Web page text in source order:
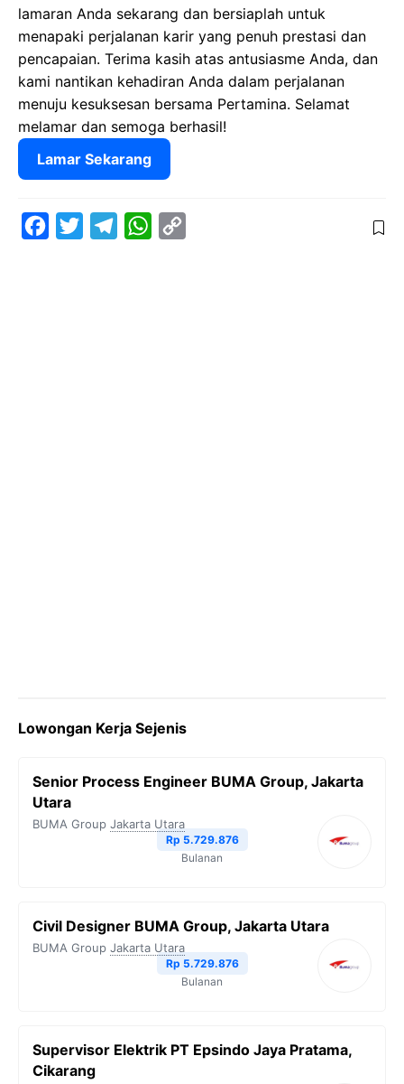
lamaran Anda sekarang dan bersiaplah untuk
menapaki perjalanan karir yang penuh prestasi dan
pencapaian. Terima kasih atas antusiasme Anda, dan
kami nantikan kehadiran Anda dalam perjalanan
menuju kesuksesan bersama Pertamina. Selamat
melamar dan semoga berhasil!
Lamar Sekarang
W
Lowongan Kerja Sejenis
Senior Process Engineer BUMA Group, Jakarta
Utara
BUMA Group Jakarta Utara
Rp 5.729.876
Bulanan
Civil Designer BUMA Group, Jakarta Utara
BUMA Group Jakarta Utara
Rp 5.729.876
Bulanan
Supervisor Elektrik PT Epsindo Jaya Pratama,
Cikarang